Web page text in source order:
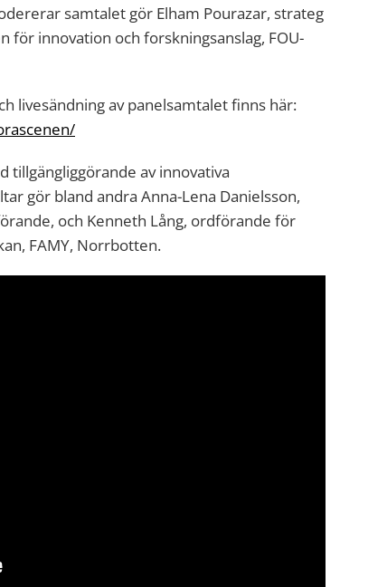
samtalet gör Elham Pourazar, strateg
för innovation och forskningsanslag, FOU-
livesändning av panelsamtalet finns här:
tillgängliggörande av innovativa
gör bland andra Anna-Lena Danielsson,
och Kenneth Lång, ordförande för
FAMY, Norrbotten.